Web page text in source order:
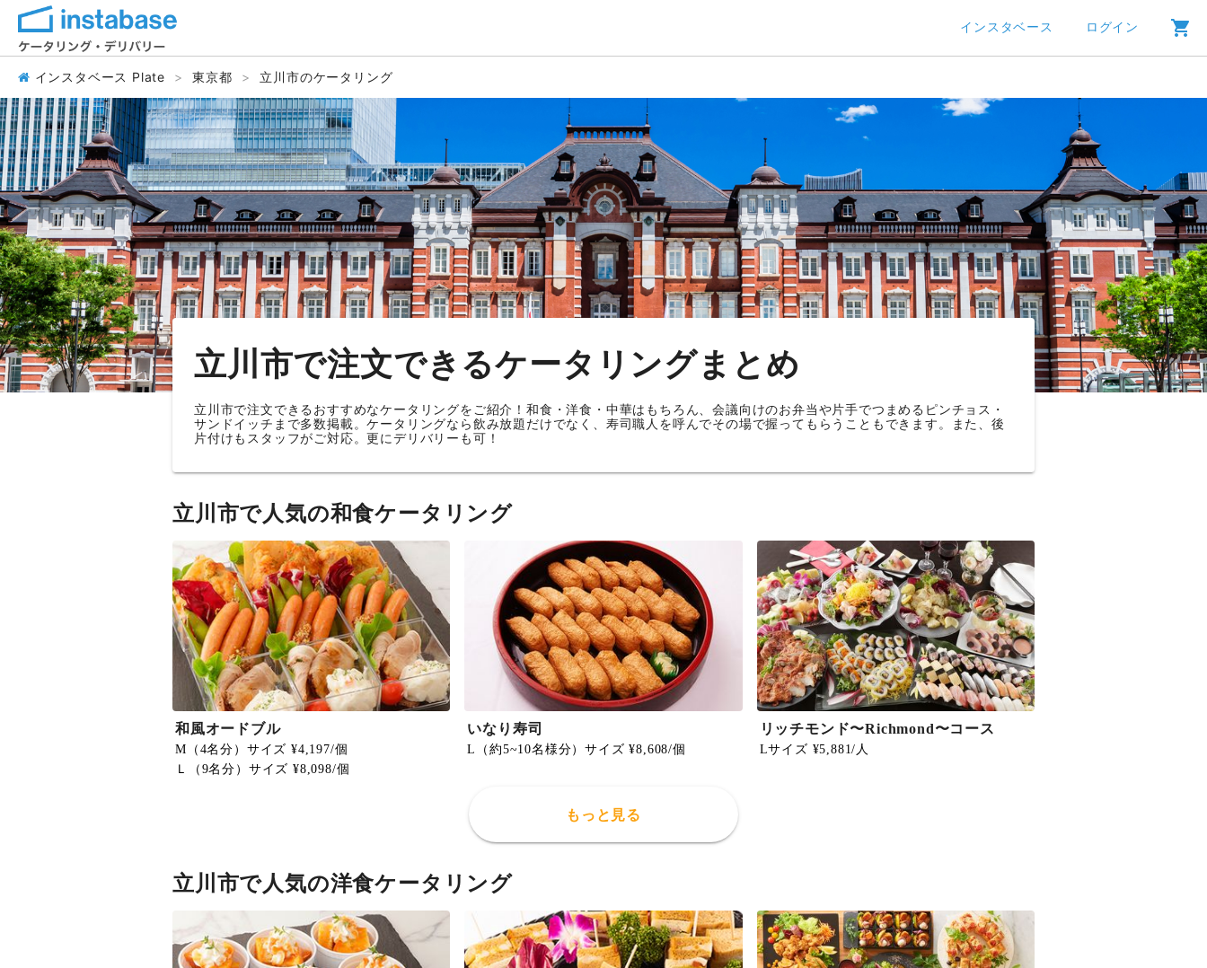
インスタベース ログイン
インスタベース Plate 東京都 立川市のケータリング
立川市で注文できるケータリングまとめ
立川市で注文できるおすすめなケータリングをご紹介！和食・洋食・中華はもちろん、会議向けのお弁当や片手でつまめるピンチョス・
サンドイッチまで多数掲載。ケータリングなら飲み放題だけでなく、寿司職人を呼んでその場で握ってもらうこともできます。また、後
片付けもスタッフがご対応。更にデリバリーも可！
立川市で人気の和食ケータリング
和風オードブル
M（4名分）サイズ ¥4,197/個
Ｌ（9名分）サイズ ¥8,098/個
いなり寿司
L（約5~10名様分）サイズ ¥8,608/個
リッチモンド〜Richmond〜コース
Lサイズ ¥5,881/人
もっと見る
立川市で人気の洋食ケータリング